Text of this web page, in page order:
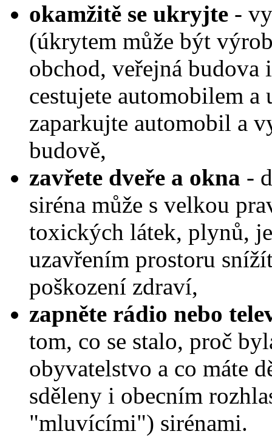
okamžitě se ukryjte -
(úkrytem může být
obchod, veřejná
cestujete automobilem
zaparkujte automobil a
budově,
zavřete dveře a okna -
siréna může s velkou
toxických látek, plynů,
uzavřením prostoru
poškození zdraví,
zapněte rádio nebo
tom, co se stalo, proč
obyvatelstvo a co máte
sděleny i obecním
"mluvícími") sirénami.